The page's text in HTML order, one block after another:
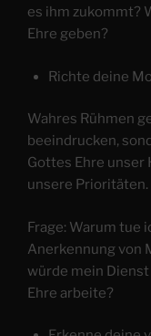
es ihm zukommt?
Ehre geben?
Richte deine
Wahres Rühmen
beeindrucken,
Gottes Ehre unser
unsere Prioritäten.
Frage: Warum tue
Anerkennung von
würde mein
Ehre arbeite?